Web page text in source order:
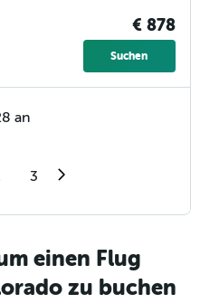
€ 878
Suchen
an
3
einen Flug
zu buchen